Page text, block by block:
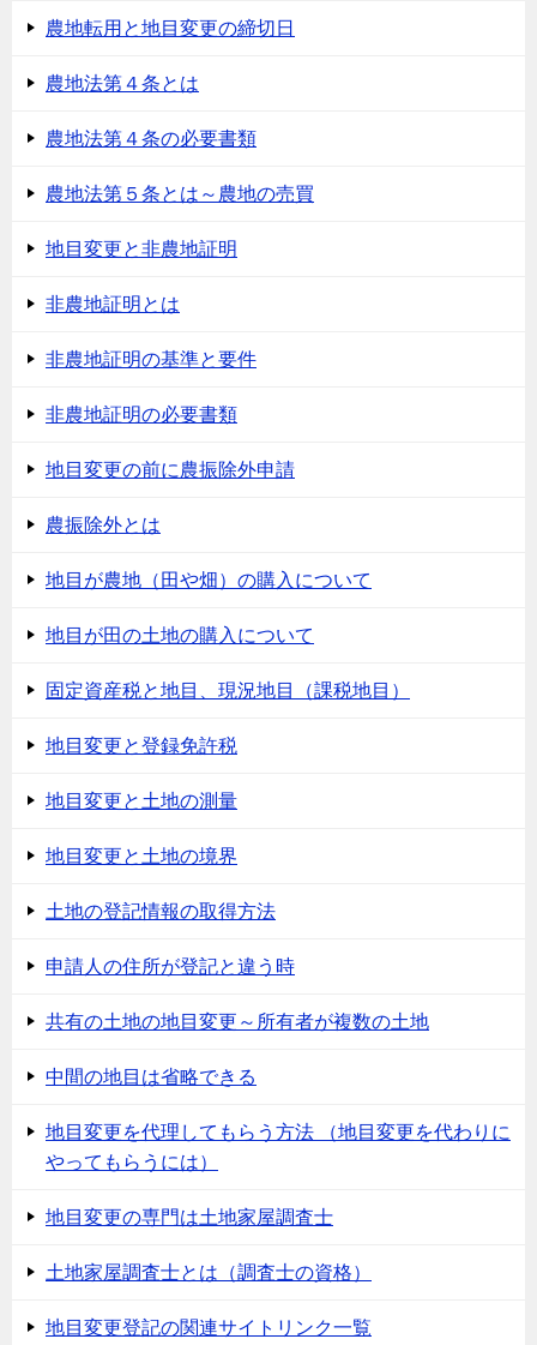
農地転用と地目変更の締切日
農地法第４条とは
農地法第４条の必要書類
農地法第５条とは～農地の売買
地目変更と非農地証明
非農地証明とは
非農地証明の基準と要件
非農地証明の必要書類
地目変更の前に農振除外申請
農振除外とは
地目が農地（田や畑）の購入について
地目が田の土地の購入について
固定資産税と地目、現況地目（課税地目）
地目変更と登録免許税
地目変更と土地の測量
地目変更と土地の境界
土地の登記情報の取得方法
申請人の住所が登記と違う時
共有の土地の地目変更～所有者が複数の土地
中間の地目は省略できる
地目変更を代理してもらう方法 （地目変更を代わりに
やってもらうには）
地目変更の専門は土地家屋調査士
土地家屋調査士とは（調査士の資格）
地目変更登記の関連サイトリンク一覧